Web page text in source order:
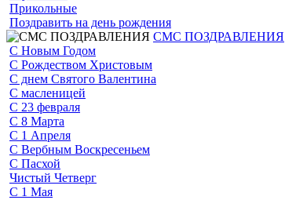
Прикольные
Поздравить на день рождения
СМС ПОЗДРАВЛЕНИЯ
С Новым Годом
С Рождеством Христовым
С днем Святого Валентина
С масленицей
С 23 февраля
С 8 Марта
С 1 Апреля
С Вербным Воскресеньем
С Пасхой
Чистый Четверг
С 1 Мая